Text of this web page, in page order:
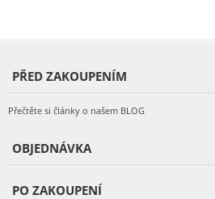
PŘED ZAKOUPENÍM
Přečtěte si články o našem BLOG
OBJEDNÁVKA
PO ZAKOUPENÍ